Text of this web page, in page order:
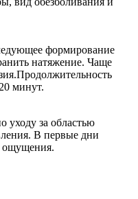
формирование
натяжение. Чаще
минут.
уходу за областью
В первые дни
ощущения.